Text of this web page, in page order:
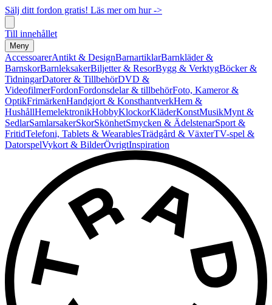
Sälj ditt fordon gratis! Läs mer om hur ->
Till innehållet
Meny
AccessoarerAntikt & DesignBarnartiklarBarnkläder &
BarnskorBarnleksakerBiljetter & ResorBygg & VerktygBöcker &
TidningarDatorer & TillbehörDVD &
VideofilmerFordonFordonsdelar & tillbehörFoto, Kameror &
OptikFrimärkenHandgjort & KonsthantverkHem &
HushållHemelektronikHobbyKlockorKläderKonstMusikMynt &
SedlarSamlarsakerSkorSkönhetSmycken & ÄdelstenarSport &
FritidTelefoni, Tablets & WearablesTrädgård & VäxterTV-spel &
DatorspelVykort & BilderÖvrigtInspiration